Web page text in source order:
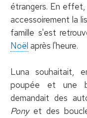
étrangers. En effet,
accessoirement la
famille s'est
Noël après l'heure.
Luna souhaitait,
poupée et une
demandait des
Ponyet des